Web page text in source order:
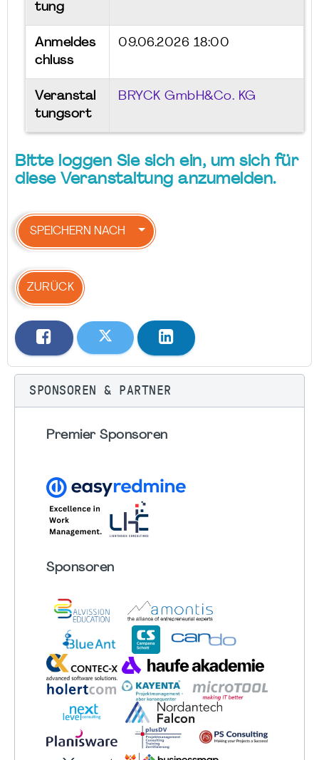
tung
Anmeldes
chluss
09.06.2026 18:00
Veranstal
tungsort
BRYCK GmbH&Co. KG
Bitte loggen Sie sich ein, um sich für
diese Veranstaltung anzumelden.
SPEICHERN NACH
ZURÜCK
SPONSOREN & PARTNER
Premier Sponsoren
Sponsoren